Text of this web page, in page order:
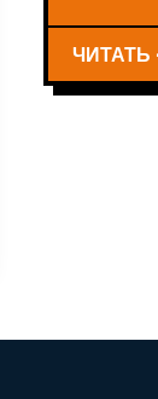
ЧИТАТЬ